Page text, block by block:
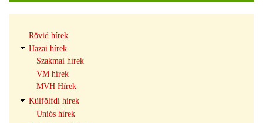
navigáció
Rövid hírek
Hazai hírek
Szakmai hírek
VM hírek
MVH Hírek
Külfölfdi hírek
Uniós hírek